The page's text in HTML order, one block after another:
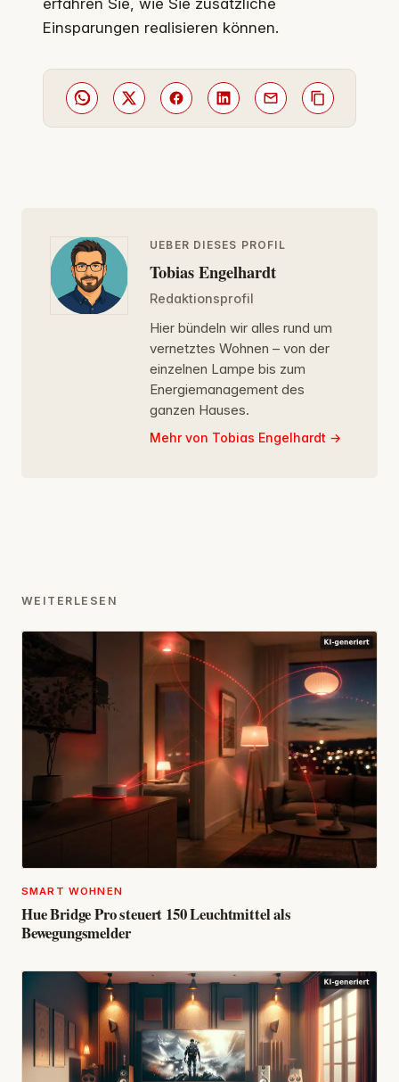
Einsparungen realisieren können.
UEBER DIESES PROFIL
Tobias Engelhardt
Redaktionsprofil
Hier bündeln wir alles rund um
vernetztes Wohnen – von der
einzelnen Lampe bis zum
Energiemanagement des
ganzen Hauses.
Mehr von Tobias Engelhardt
WEITERLESEN
SMART WOHNEN
Hue Bridge Pro steuert 150 Leuchtmittel als
Bewegungsmelder